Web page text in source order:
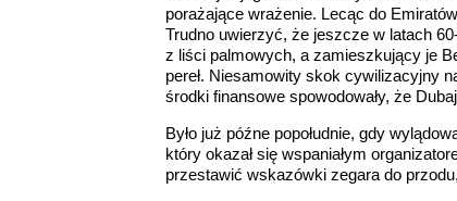
porażające wrażenie. Lecąc do
Trudno uwierzyć, że jeszcze w latach
z liści palmowych, a zamieszkujący je
pereł. Niesamowity skok cywilizacyjny
środki finansowe spowodowały, że
Było już późne popołudnie, gdy
który okazał się wspaniałym
przestawić wskazówki zegara do